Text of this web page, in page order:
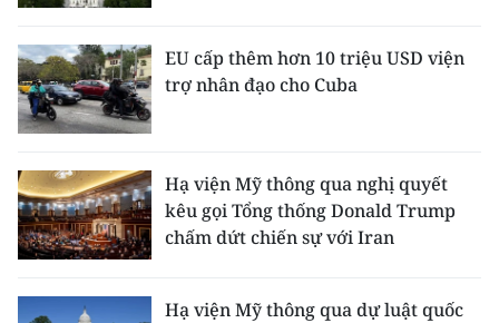
EU cấp thêm hơn 10 triệu USD viện
trợ nhân đạo cho Cuba
Hạ viện Mỹ thông qua nghị quyết
kêu gọi Tổng thống Donald Trump
chấm dứt chiến sự với Iran
Hạ viện Mỹ thông qua dự luật quốc